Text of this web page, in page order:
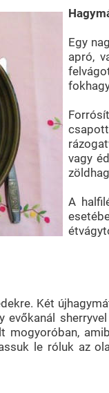
Egy
apró,
vagy
A
Két
evőkanál
mogyoróban,
le róluk az